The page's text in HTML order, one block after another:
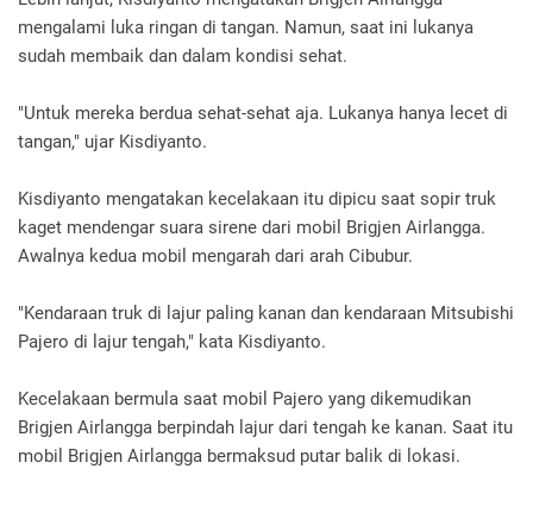
mengalami luka ringan di tangan. Namun, saat ini lukanya
sudah membaik dan dalam kondisi sehat.
"Untuk mereka berdua sehat-sehat aja. Lukanya hanya lecet di
tangan," ujar Kisdiyanto.
Kisdiyanto mengatakan kecelakaan itu dipicu saat sopir truk
kaget mendengar suara sirene dari mobil Brigjen Airlangga.
Awalnya kedua mobil mengarah dari arah Cibubur.
"Kendaraan truk di lajur paling kanan dan kendaraan Mitsubishi
Pajero di lajur tengah," kata Kisdiyanto.
Kecelakaan bermula saat mobil Pajero yang dikemudikan
Brigjen Airlangga berpindah lajur dari tengah ke kanan. Saat itu
mobil Brigjen Airlangga bermaksud putar balik di lokasi.